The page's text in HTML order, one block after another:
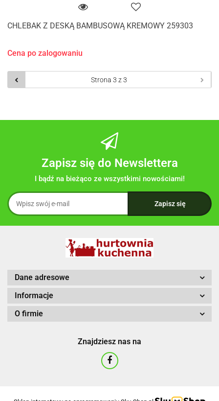
CHLEBAK Z DESKĄ BAMBUSOWĄ KREMOWY 259303
Cena po zalogowaniu
Zapisz się do Newslettera
I bądź na bieżąco ze wszystkimi nowościami!
Dane adresowe
Informacje
O firmie
Znajdziesz nas na